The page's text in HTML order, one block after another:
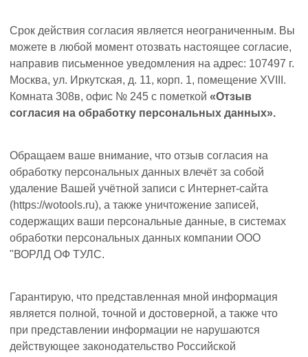
Срок действия согласия является неограниченным. Вы
можете в любой момент отозвать настоящее согласие,
направив письменное уведомления на адрес: 107497 г.
Москва, ул. Иркутская, д. 11, корп. 1, помещение XVIII.
Комната 308в, офис № 245 с пометкой «Отзыв
согласия на обработку персональных данных».
Обращаем ваше внимание, что отзыв согласия на
обработку персональных данных влечёт за собой
удаление Вашей учётной записи с Интернет-сайта
(https://wotools.ru), а также уничтожение записей,
содержащих ваши персональные данные, в системах
обработки персональных данных компании ООО
"ВОРЛД ОФ ТУЛС.
Гарантирую, что представленная мной информация
является полной, точной и достоверной, а также что
при представлении информации не нарушаются
действующее законодательство Российской